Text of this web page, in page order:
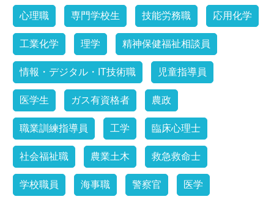
心理職 専門学校生 技能労務職 応用化学
工業化学 理学 精神保健福祉相談員
情報・デジタル・IT技術職 児童指導員
医学生 ガス有資格者 農政
職業訓練指導員 工学 臨床心理士
社会福祉職 農業土木 救急救命士
学校職員 海事職 警察官 医学